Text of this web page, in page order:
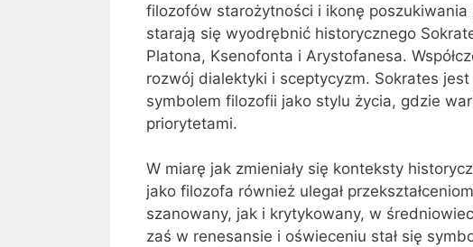
filozofów starożytności i ikonę
starają się wyodrębnić historycznego
Platona, Ksenofonta i Arystofanesa.
rozwój dialektyki i sceptycyzm. Sokrates
symbolem filozofii jako stylu życia, gdzie
priorytetami.
W miarę jak zmieniały się konteksty
jako filozofa również ulegał
szanowany, jak i krytykowany, w
zaś w renesansie i oświeceniu stał się